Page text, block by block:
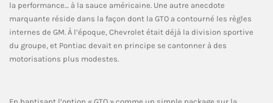
la performance… à la sauce américaine. Une autre anecdote
marquante réside dans la façon dont la GTO a contourné les règles
internes de GM. À l’époque, Chevrolet était déjà la division sportive
du groupe, et Pontiac devait en principe se cantonner à des
motorisations plus modestes.